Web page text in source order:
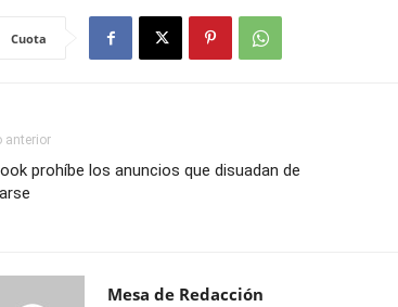
Cuota
anterior
prohíbe los anuncios que disuadan de
Mesa de Redacción